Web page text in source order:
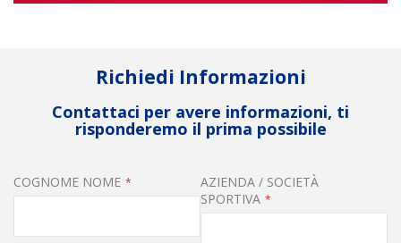
Richiedi Informazioni
Contattaci per avere informazioni, ti
risponderemo il prima possibile
COGNOME NOME
AZIENDA / SOCIETÀ
SPORTIVA